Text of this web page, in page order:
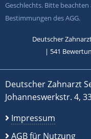
Geschlechts. Bitte
Bestimmungen des AGG.
Deutscher
| 541
Deutscher Zahnarzt
Johanneswerkstr. 4,
Impressum
AGB für Nutzung